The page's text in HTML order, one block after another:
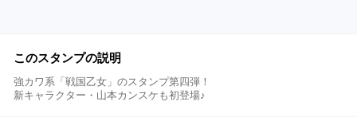
このスタンプの説明
強カワ系「戦国乙女」のスタンプ第四弾！
新キャラクター・山本カンスケも初登場♪